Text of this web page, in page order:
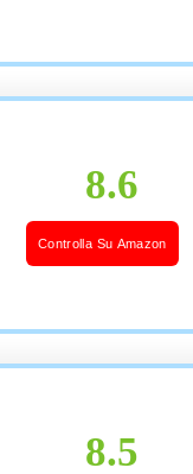
8.6
Controlla Su Amazon
8.5